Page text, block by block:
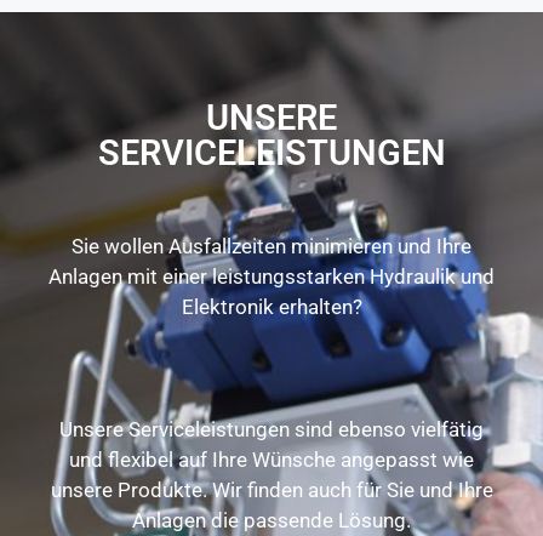
UNSERE
SERVICELEISTUNGEN
Sie wollen Ausfallzeiten minimieren und Ihre
Anlagen mit einer leistungsstarken Hydraulik und
Elektronik erhalten?
Unsere Serviceleistungen sind ebenso vielfätig
und flexibel auf Ihre Wünsche angepasst wie
unsere Produkte. Wir finden auch für Sie und Ihre
Anlagen die passende Lösung.